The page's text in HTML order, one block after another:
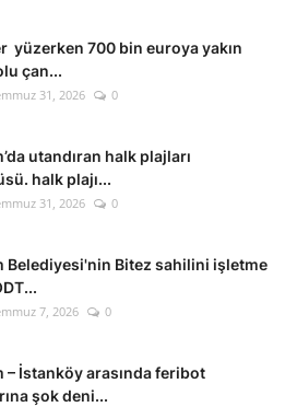
yüzerken 700 bin euroya yakın
çan...
31, 2026 0
utandıran halk plajları
halk plajı...
31, 2026 0
Belediyesi'nin Bitez sahilini işletme
7, 2026 0
– İstanköy arasında feribot
şok deni...